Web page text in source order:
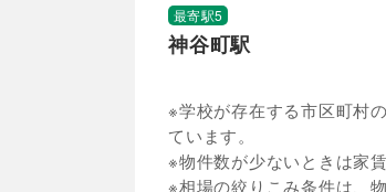
最寄駅5
神谷町駅
※学校が存在する市区町村
ています。
※物件数が少ないときは家
※相場の絞りこみ条件は、